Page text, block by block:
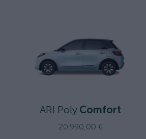
ARI Poly Comfort
20.990,00 €